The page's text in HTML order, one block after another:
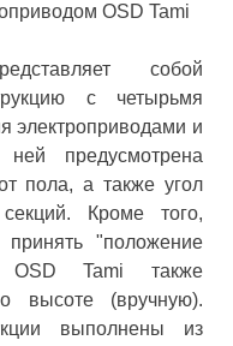
OSD Tami
собой
с четырьмя
электроприводами и
предусмотрена
пола, а также угол
Кроме того,
принять "положение
OSD Tami также
высоте (вручную).
выполнены из